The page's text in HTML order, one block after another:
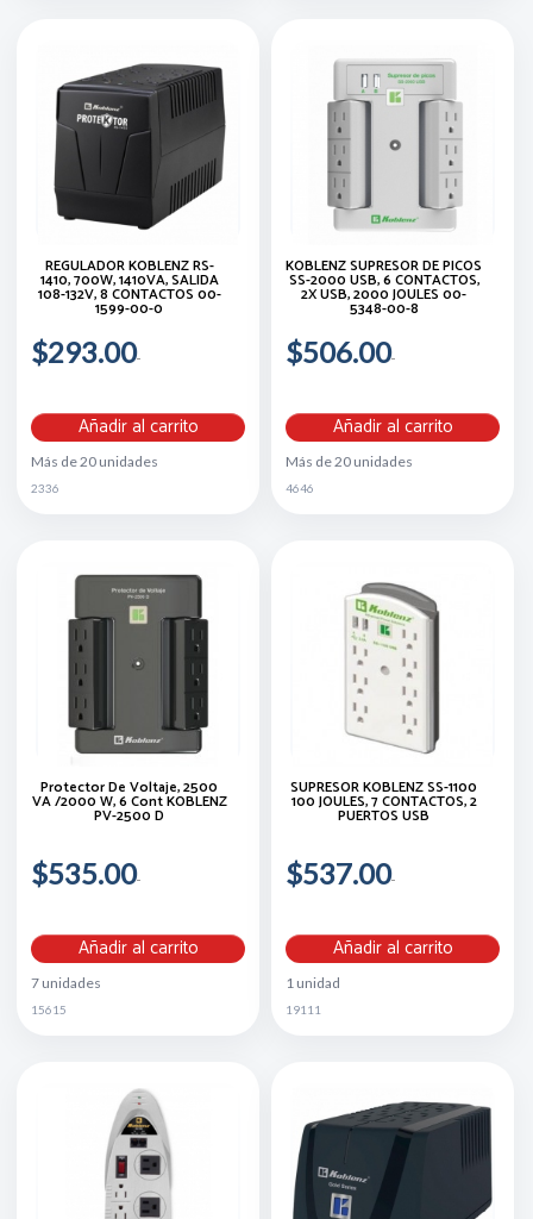
REGULADOR KOBLENZ RS-
1410, 700W, 1410VA, SALIDA
108-132V, 8 CONTACTOS 00-
1599-00-0
$293.00
Añadir al carrito
Más de 20 unidades
2336
KOBLENZ SUPRESOR DE PICOS
SS-2000 USB, 6 CONTACTOS,
2X USB, 2000 JOULES 00-
5348-00-8
$506.00
Añadir al carrito
Más de 20 unidades
4646
Protector De Voltaje, 2500
VA /2000 W, 6 Cont KOBLENZ
PV-2500 D
$535.00
Añadir al carrito
7 unidades
15615
SUPRESOR KOBLENZ SS-1100
100 JOULES, 7 CONTACTOS, 2
PUERTOS USB
$537.00
Añadir al carrito
1 unidad
19111